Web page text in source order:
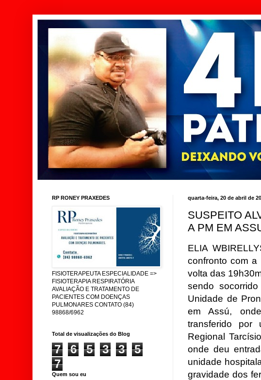
quarta-feira, 20 de abril de
SUSPEITO
A PM EM
ELIA
confronto com a
volta das
sendo
Unidade de
em Assú,
transferido por
Regional
onde deu
unidade
gravidade dos
RP RONEY PRAXEDES
FISIOTERAPEUTA ESPECIALIDADE =>
FISIOTERAPIA RESPIRATÓRIA
AVALIAÇÃO E TRATAMENTO DE
PACIENTES COM DOENÇAS
PULMONARES CONTATO (84)
98868/6962
Total de visualizações do Blog
7 6 5 3 3
5
7
Quem sou eu